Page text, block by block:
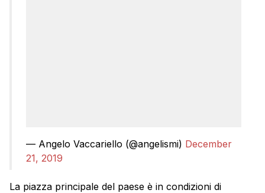
— Angelo Vaccariello (@angelismi) December
21, 2019
La piazza principale del paese è in condizioni di